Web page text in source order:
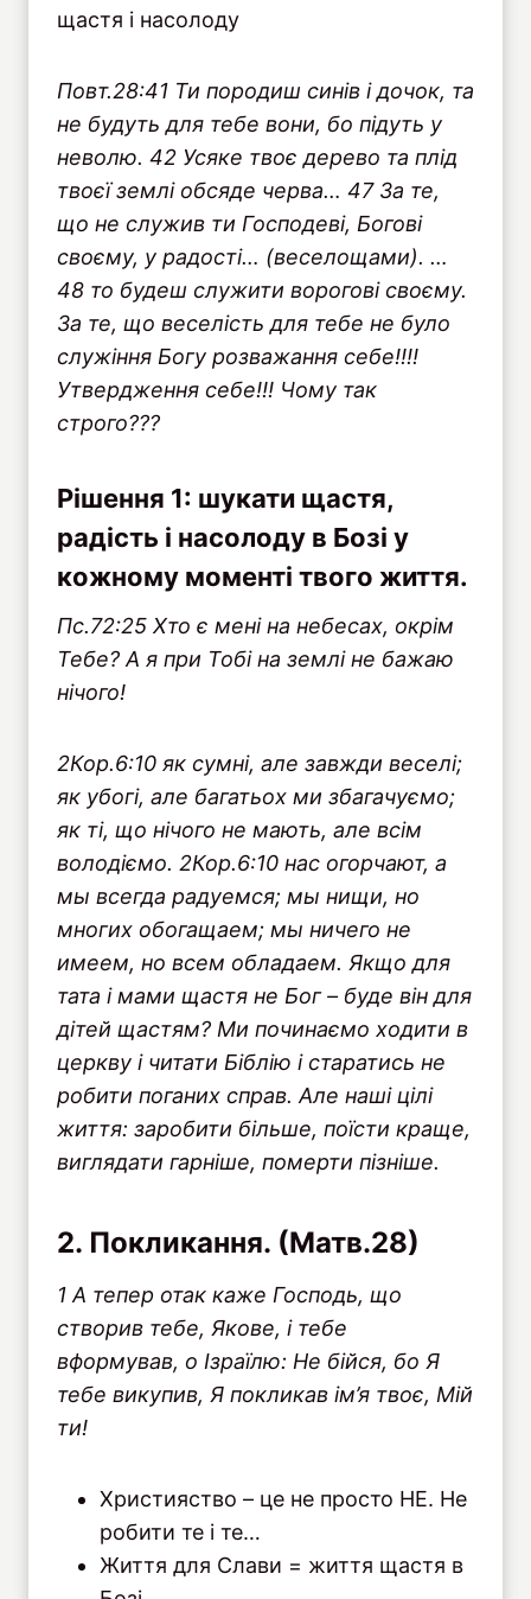
щастя і насолоду
Повт.28:41 Ти породиш синів і дочок, та
не будуть для тебе вони, бо підуть у
неволю. 42 Усяке твоє дерево та плід
твоєї землі обсяде черва… 47 За те,
що не служив ти Господеві, Богові
своєму, у радості… (веселощами). …
48 то будеш служити ворогові своєму.
За те, що веселість для тебе не було
служіння Богу розважання себе!!!!
Утвердження себе!!! Чому так
строго???
Рішення 1: шукати щастя,
радість і насолоду в Бозі у
кожному моменті твого життя.
Пс.72:25 Хто є мені на небесах, окрім
Тебе? А я при Тобі на землі не бажаю
нічого!
2Кор.6:10 як сумні, але завжди веселі;
як убогі, але багатьох ми збагачуємо;
як ті, що нічого не мають, але всім
володіємо. 2Кор.6:10 нас огорчают, а
мы всегда радуемся; мы нищи, но
многих обогащаем; мы ничего не
имеем, но всем обладаем. Якщо для
тата і мами щастя не Бог – буде він для
дітей щастям? Ми починаємо ходити в
церкву і читати Біблію і старатись не
робити поганих справ. Але наші цілі
життя: заробити більше, поїсти краще,
виглядати гарніше, померти пізніше.
2. Покликання. (Матв.28)
1 А тепер отак каже Господь, що
створив тебе, Якове, і тебе
вформував, о Ізраїлю: Не бійся, бо Я
тебе викупив, Я покликав ім’я твоє, Мій
ти!
Християство – це не просто НЕ. Не
робити те і те…
Життя для Слави = життя щастя в